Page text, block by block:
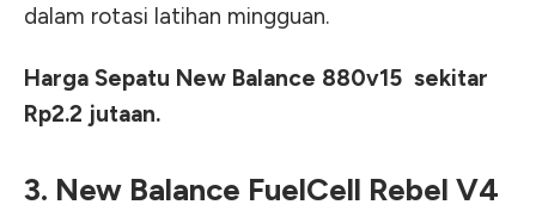
dalam rotasi latihan mingguan.
Harga Sepatu New Balance 880v15 sekitar
Rp2.2 jutaan.
3. New Balance FuelCell Rebel V4